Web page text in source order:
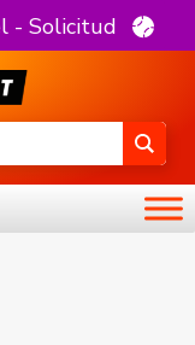
- Solicitud